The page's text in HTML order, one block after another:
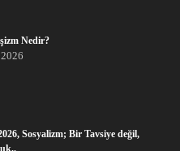
Nedir?
Sosyalizm; Bir Tavsiye değil,